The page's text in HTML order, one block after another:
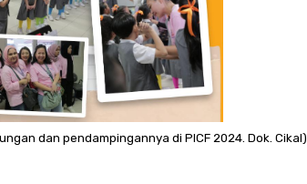
dan pendampingannya di PICF 2024. Dok. Cikal)